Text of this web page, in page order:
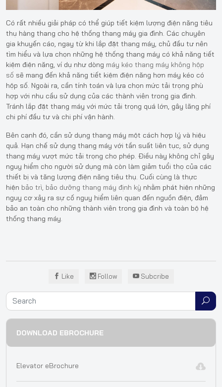
Có rất nhiều giải pháp có thể giúp tiết kiệm lượng điện năng tiêu
thụ hàng thang cho hệ thống thang máy gia đình. Các chuyên
gia khuyến cáo, ngay từ khi lắp đặt thang máy, chủ đầu tư nên
tìm hiểu và lựa chọn những hệ thống thang máy có khả năng tiết
kiệm điện năng, ví dụ như dòng máy kéo thang máy không hộp
số sẽ mang đến khả năng tiết kiệm điện năng hơn máy kéo có
hộp số. Ngoài ra, cần tính toán và lựa chọn mức tải trọng phù
hợp với nhu cầu sử dụng của các thành viên trong gia đình.
Tránh lắp đặt thang máy với mức tải trọng quá lớn, gây lãng phí
chi phí đầu tư và chi phí vận hành.
Bên cạnh đó, cần sử dụng thang máy một cách hợp lý và hiệu
quả. Hạn chế sử dụng thang máy với tần suất liên tục, sử dụng
thang máy vượt mức tải trọng cho phép. Điều này không chỉ gây
nguy hiểm cho người sử dụng mà còn làm giảm tuổi thọ của các
thiết bị và tăng lượng điện năng tiêu thụ. Cuối cùng là thực
hiện bảo trì, bảo dưỡng thang máy định kỳ nhằm phát hiện những
nguy cơ xảy ra sự cố nguy hiểm liên quan đến nguồn điện, đảm
bảo an toàn cho những thành viên trong gia đình và toàn bộ hệ
thống thang máy.
Like Follow Subcribe
DOWNLOAD EBROCHURE
Elevator eBrochure